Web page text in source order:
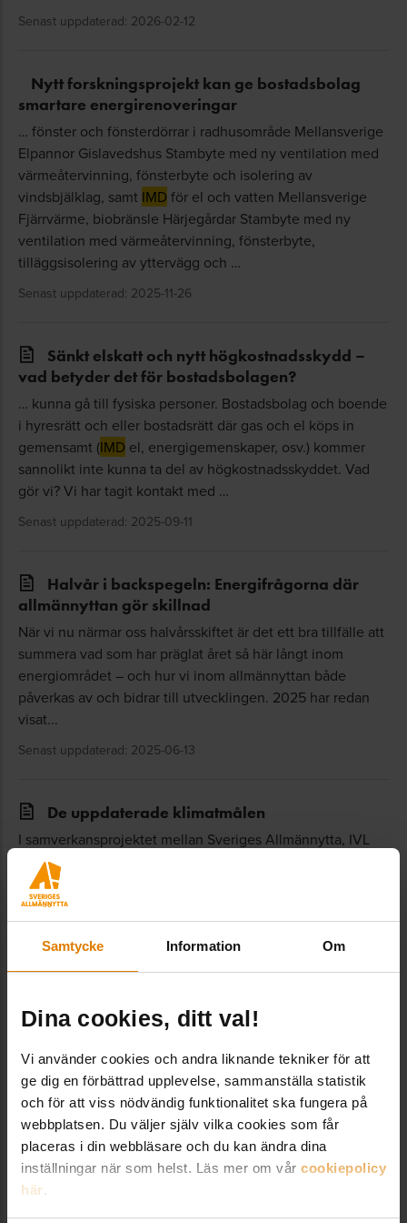
Samtycke Information Om
Dina cookies, ditt val!
Vi använder cookies och andra liknande tekniker för att
ge dig en förbättrad upplevelse, sammanställa statistik
och för att viss nödvändig funktionalitet ska fungera på
webbplatsen. Du väljer själv vilka cookies som får
placeras i din webbläsare och du kan ändra dina
inställningar när som helst. Läs mer om vår cookiepolicy
här.
Senast uppdaterad: 2026-02-12
Nytt forskningsprojekt kan ge bostadsbolag
smartare energirenoveringar
… fönster och fönsterdörrar i radhusområde Mellansverige
Elpannor Gislavedshus Stambyte med ny ventilation med
värmeåtervinning, fönsterbyte och isolering av
vindsbjälklag, samt IMD för el och vatten Mellansverige
Fjärrvärme, biobränsle Härjegårdar Stambyte med ny
ventilation med värmeåtervinning, fönsterbyte,
tilläggsisolering av yttervägg och …
Senast uppdaterad: 2025-11-26
Sänkt elskatt och nytt högkostnadsskydd –
vad betyder det för bostadsbolagen?
… kunna gå till fysiska personer. Bostadsbolag och boende
i hyresrätt och eller bostadsrätt där gas och el köps in
gemensamt (IMD el, energigemenskaper, osv.) kommer
sannolikt inte kunna ta del av högkostnadsskyddet. Vad
gör vi? Vi har tagit kontakt med …
Senast uppdaterad: 2025-09-11
Halvår i backspegeln: Energifrågorna där
allmännyttan gör skillnad
När vi nu närmar oss halvårsskiftet är det ett bra tillfälle att
summera vad som har präglat året så här långt inom
energiområdet – och hur vi inom allmännyttan både
påverkas av och bidrar till utvecklingen. 2025 har redan
visat...
Senast uppdaterad: 2025-06-13
De uppdaterade klimatmålen
I samverkansprojektet mellan Sveriges Allmännytta, IVL
Svenska Miljöinstitutet och 14 medlemsbolag undersöktes
hur allmännyttans totala klimatpåverkan såg ut och vilken
minskningstakt olika poster i verksamheten behöver ha för
att ligga i linje med vetenskapen. Detta arbete har legat till
grund...
Stigande energipriser och ökad efterfrågan på lokalt
producerad el har fått många bostadsbolag att satsa på
gemensamma elabonnemang och energigemenskaper.
Genom solceller på sina fastigheter kan de producera el,
men ofta uppstår ett överskott som ger låg...
Senast uppdaterad: 2025-02-26